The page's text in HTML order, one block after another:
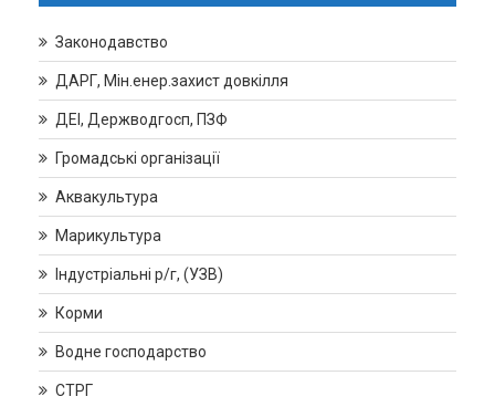
Законодавство
ДАРГ, Мін.енер.захист довкілля
ДЕІ, Держводгосп, ПЗФ
Громадські організації
Аквакультура
Марикультура
Індустріальні р/г, (УЗВ)
Корми
Водне господарство
СТРГ